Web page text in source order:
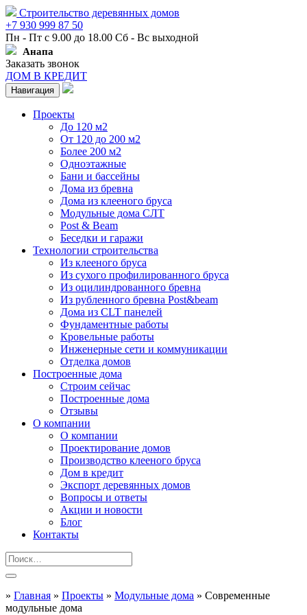
Строительство деревянных домов
+7 930 999 87 50
Пн - Пт с 9.00 до 18.00 Сб - Вс выходной
Анапа
Заказать звонок
ДОМ В КРЕДИТ
Навигация
Проекты
До 120 м2
От 120 до 200 м2
Более 200 м2
Одноэтажные
Бани и бассейны
Дома из бревна
Дома из клееного бруса
Модульные дома СЛТ
Post & Beam
Беседки и гаражи
Технологии строительства
Из клееного бруса
Из сухого профилированного бруса
Из оцилиндрованного бревна
Из рубленного бревна Post&beam
Дома из CLT панелей
Фундаментные работы
Кровельные работы
Инженерные сети и коммуникации
Отделка домов
Построенные дома
Строим сейчас
Построенные дома
Отзывы
О компании
О компании
Проектирование домов
Производство клееного бруса
Дом в кредит
Экспорт деревянных домов
Вопросы и ответы
Акции и новости
Блог
Контакты
» Главная » Проекты » Модульные дома » Современные
модульные дома